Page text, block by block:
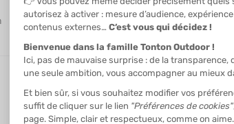
FOIRE AUX QUESTIONS
DÉTAILS